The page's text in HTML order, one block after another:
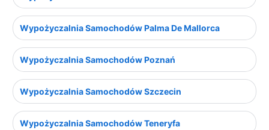
Wypożyczalnia Samochodów Palma De Mallorca
Wypożyczalnia Samochodów Poznań
Wypożyczalnia Samochodów Szczecin
Wypożyczalnia Samochodów Teneryfa